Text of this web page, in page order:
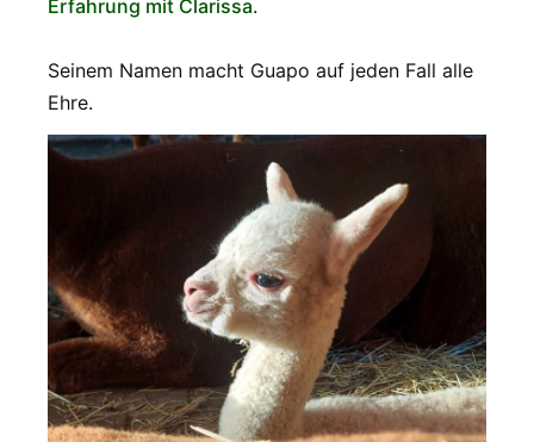
Erfahrung mit Clarissa.
Seinem Namen macht Guapo auf jeden Fall alle
Ehre.